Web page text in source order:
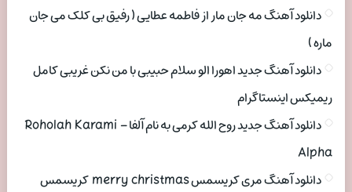
دانلود آهنگ مه جان مار از فاطمه عطایی ( رفیق بی کلک می جان
ماره )
دانلود آهنگ جدید اهورا الو سلام حبیبی با من نکن غریبی کامل
ریمیکس اینستاگرام
دانلود آهنگ جدید روح الله کرمی به نام آلفا Roholah Karami –
Alpha
دانلود آهنگ مری کریسمس merry christmas کریسمس